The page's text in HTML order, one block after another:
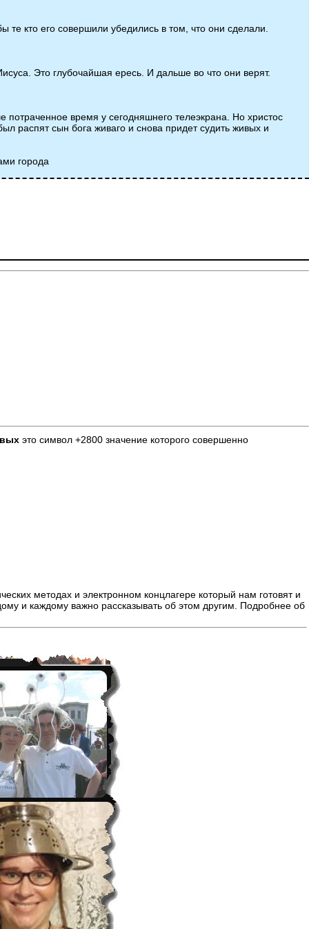
кто его совершили убедились в том, что они сделали.
Это глубочайшая ересь. И дальше во что они верят.
время у сегодняшнего телеэкрана. Но христос
распят сын бога живаго и снова придет судить живых и
города
это символ +2800 значение которого совершенно
методах и электронном концлагере который нам готовят и
и каждому важно рассказывать об этом другим. Подробнее об